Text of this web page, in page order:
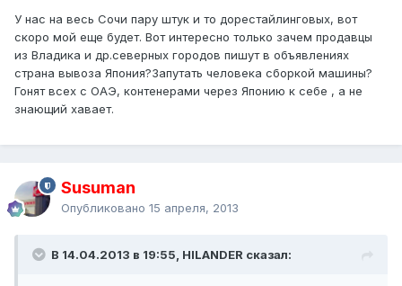
У нас на весь Сочи пару штук и то дорестайлинговых, вот
скоро мой еще будет. Вот интересно только зачем продавцы
из Владика и др.северных городов пишут в объявлениях
страна вывоза Япония?Запутать человека сборкой машины?
Гонят всех с ОАЭ, контенерами через Японию к себе , а не
знающий хавает.
Susuman
Опубликовано 15 апреля, 2013
В 14.04.2013 в 19:55, HILANDER сказал: